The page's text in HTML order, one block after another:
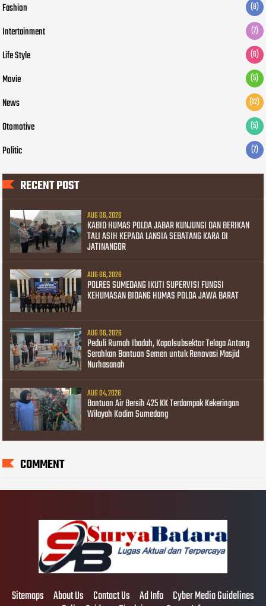
Fashion (8)
Intertainment (7)
Life Style (6)
Movie (5)
News (12)
Otomotive (5)
Politic (7)
RECENT POST
AUG 06, 2026
KABID HUMAS POLDA JABAR KUNJUNGI DAN BERIKAN
TALI ASIH KEPADA LANSIA SEBATANG KARA DI
JATINANGOR
AUG 06, 2026
POLRES SUMEDANG IKUTI SUPERVISI FUNGSI
KEHUMASAN BIDANG HUMAS POLDA JAWA BARAT
AUG 06, 2026
Peduli Rumah Ibadah, Kapolsubsektor Telaga Antang
Serahkan Bantuan Semen untuk Renovasi Masjid
Nurhasanah
AUG 04, 2026
Bantuan Air Bersih 425 KK Terdampak Kekeringan
Wilayah Kodim Sumedang
COMMENT
Sitemaps About Us Contact Us Ad Info Cyber Media Guidelines